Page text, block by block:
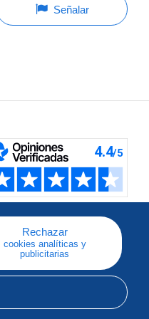
Señalar
Rechazar
cookies analíticas y
publicitarias